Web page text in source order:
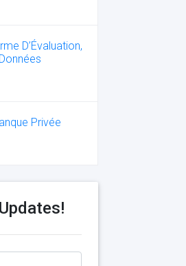
D’Évaluation,
Privée